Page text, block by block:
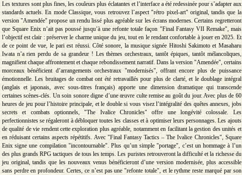
Les textures sont plus fines, les couleurs plus éclatantes et l’interface a été redessinée pour s’adapter aux
standards actuels. En mode Classique, vous retrouvez l’aspect "rétro pixel-art" original, tandis que la
version "Amendée" propose un rendu lissé plus agréable sur les écrans modernes. Certains regretteront
que Square Enix n’ait pas poussé jusqu’à une refonte totale façon "Final Fantasy VII Remake", mais
l’objectif est clair : préserver le charme unique du jeu, tout en le rendant confortable à jouer en 2025. Et
de ce point de vue, le pari est réussi. Côté sonore, la musique signée Hitoshi Sakimoto et Masaharu
Iwata n’a rien perdu de sa grandeur ! Les thèmes orchestraux, tantôt épiques, tantôt mélancoliques,
magnifient chaque affrontement et chaque rebondissement narratif. Dans la version "Amendée", certains
morceaux bénéficient d’arrangements orchestraux "modernisés", offrant encore plus de puissance
émotionnelle. Les bruitages de combat ont été retravaillés pour plus de clarté, et le doublage intégral
(anglais et japonais, avec sous-titres français) apporte une dimension dramatique qui transcende
certaines scènes-clés. Un soin sonore digne d’une œuvre culte remise au goût du jour. Avec plus de 60
heures de jeu pour l’histoire principale, et le double si vous visez l’intégralité des quêtes annexes, jobs
secrets et combats optionnels, "The Ivalice Chronicles" offre une longévité colossale. Les
perfectionnistes se régaleront à débloquer toutes les classes et à optimiser leurs personnages. Les ajouts
de qualité de vie rendent cette exploration plus agréable, notamment en facilitant la gestion des unités et
en réduisant certains aspects répétitifs. Avec "Final Fantasy Tactics – The Ivalice Chronicles", Square
Enix signe une compilation "incontournable". Plus qu’un simple "portage", c’est un hommage à l’un
des plus grands RPG tactiques de tous les temps. Les puristes retrouveront la difficulté et la richesse du
jeu original, tandis que les nouveaux venus bénéficieront d’une version modernisée, plus accessible
sans perdre en profondeur. Certes, ce n’est pas une "refonte totale", et le rythme reste marqué par son